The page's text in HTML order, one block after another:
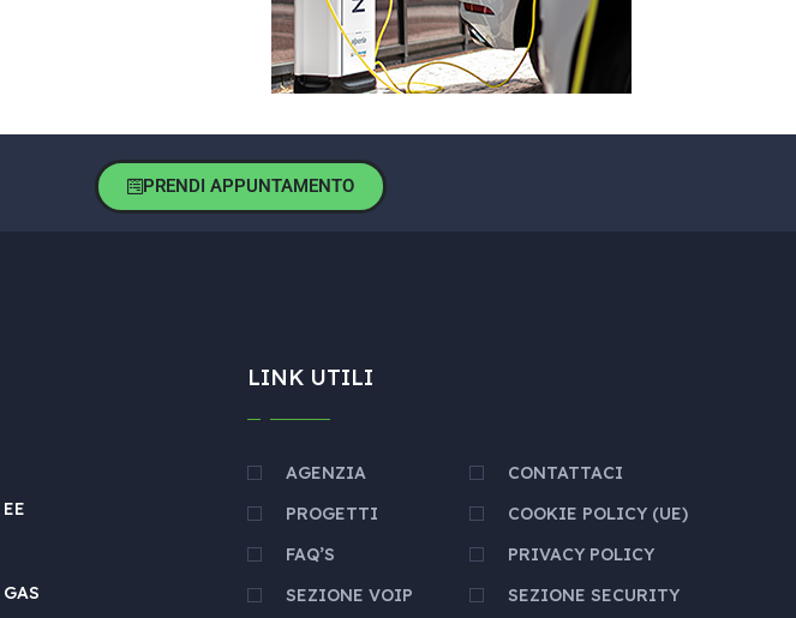
PRENDI APPUNTAMENTO
LINK UTILI
AGENZIA
CONTATTACI
PROGETTI
COOKIE POLICY (UE)
FAQ’S
PRIVACY POLICY
SEZIONE VOIP
SEZIONE SECURITY